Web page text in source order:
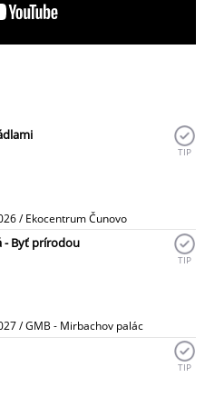
/ Ekocentrum Čunovo
TIP
- Byť prírodou
/ GMB - Mirbachov palác
TIP
TIP